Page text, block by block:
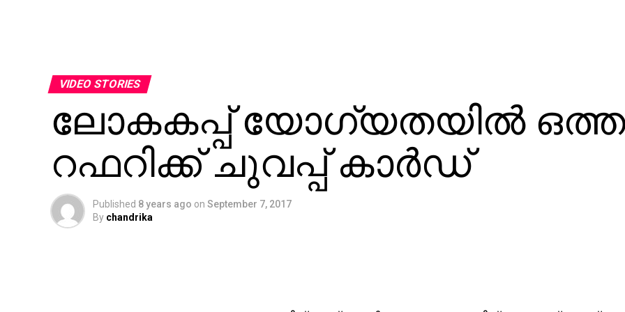
VIDEO STORIES
ലോകകപ്പ് യോഗ്യതയില്‍
റഫറിക്ക് ചുവപ്പ് കാര്‍ഡ്
Published 8 years ago on September 7, 2017
By chandrika